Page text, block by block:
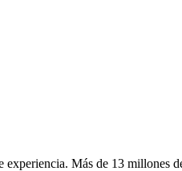
Más de 13 millones